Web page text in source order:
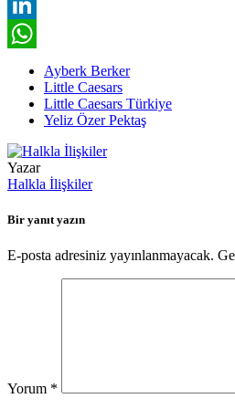
Facebook
LinkedIn
WhatsApp
Ayberk Berker
Little Caesars
Little Caesars Türkiye
Yeliz Özer Pektaş
Yazar
Halkla İlişkiler
Bir yanıt yazın
E-posta adresiniz yayınlanmayacak.
Yorum *